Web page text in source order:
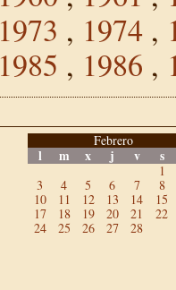
1973 , 1974 ,
1985 , 1986 ,
Febrero
l m x j v s
1
3
4 5 6 7
8
10
11 12 13 14
15
17
18 19 20 21
22
24
25 26 27 28